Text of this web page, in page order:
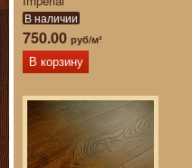
В наличии
750.00 руб/м²
В корзину